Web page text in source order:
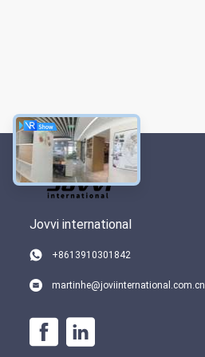
Jovvi international
+8613910301842
martinhe@joviinternational.com.cn